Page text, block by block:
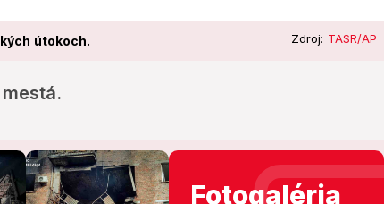
útokoch. Zdroj: TASR/AP
Fotogaléria